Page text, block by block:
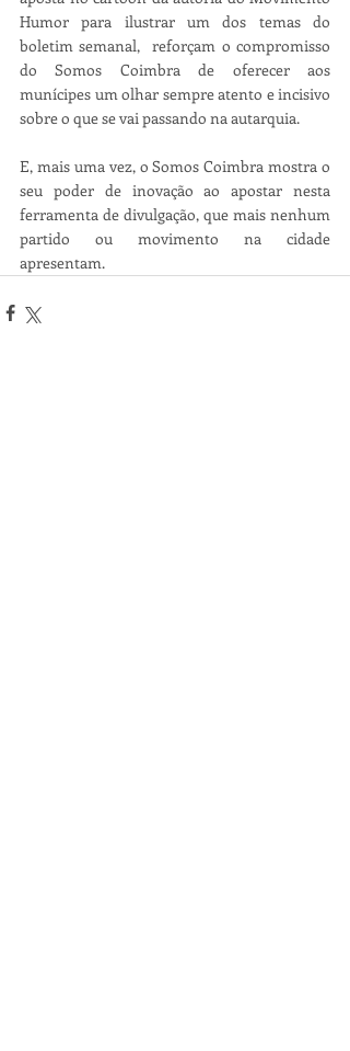
Humor para ilustrar um dos temas do
boletim semanal,  reforçam o compromisso
do Somos Coimbra de oferecer aos
munícipes um olhar sempre atento e incisivo
sobre o que se vai passando na autarquia.
E, mais uma vez, o Somos Coimbra mostra o
seu poder de inovação ao apostar nesta
ferramenta de divulgação, que mais nenhum
partido ou movimento na cidade
apresentam.